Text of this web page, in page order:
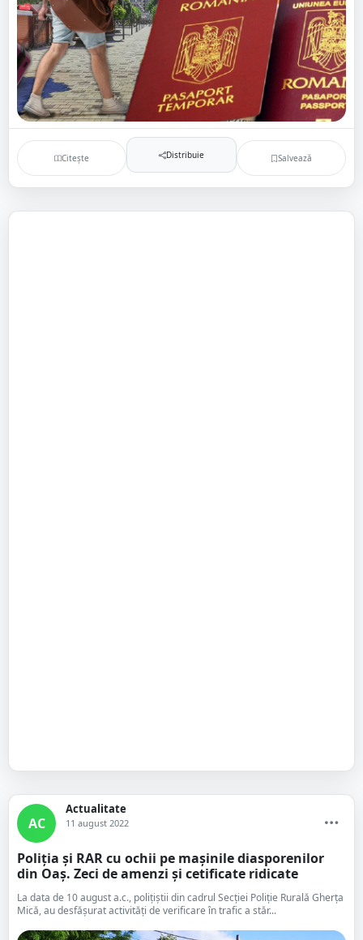
Citește Distribuie Salvează
AC
Actualitate
11 august 2022
Poliția și RAR cu ochii pe mașinile diasporenilor
din Oaș. Zeci de amenzi și cetificate ridicate
La data de 10 august a.c., polițiștii din cadrul Secției Poliție Rurală Gherța
Mică, au desfășurat activități de verificare în trafic a stăr...